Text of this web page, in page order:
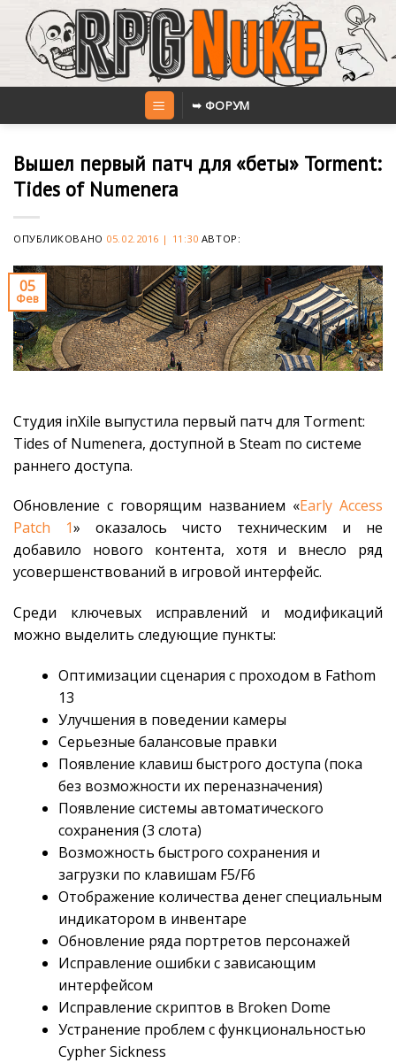
content
➥ ФОРУМ
Вышел первый патч для «беты» Torment:
Tides of Numenera
ОПУБЛИКОВАНО 05.02.2016 | 11:30 АВТОР:
05
Фев
Студия inXile выпустила первый патч для Torment:
Tides of Numenera, доступной в Steam по системе
раннего доступа.
Обновление с говорящим названием «Early Access
Patch 1» оказалось чисто техническим и не
добавило нового контента, хотя и внесло ряд
усовершенствований в игровой интерфейс.
Среди ключевых исправлений и модификаций
можно выделить следующие пункты:
Оптимизации сценария с проходом в Fathom
13
Улучшения в поведении камеры
Серьезные балансовые правки
Появление клавиш быстрого доступа (пока
без возможности их переназначения)
Появление системы автоматического
сохранения (3 слота)
Возможность быстрого сохранения и
загрузки по клавишам F5/F6
Отображение количества денег специальным
индикатором в инвентаре
Обновление ряда портретов персонажей
Исправление ошибки с зависающим
интерфейсом
Исправление скриптов в Broken Dome
Устранение проблем с функциональностью
Cypher Sickness